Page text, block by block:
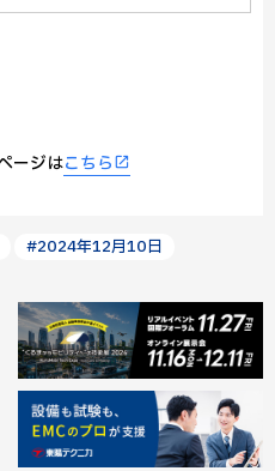
ージはこちら
#2024年12月10日